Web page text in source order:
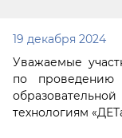
19 декабря 2024
Уважаемые
по проведению
технологиям